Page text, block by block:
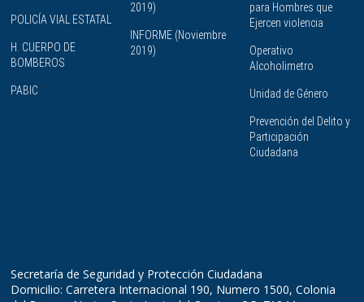
POLICÍA VIAL ESTATAL
H. CUERPO DE
BOMBEROS
PABIC
2019)
INFORME (Noviembre
2019)
para Hombres que
Ejercen violencia
Operativo
Alcoholimetro
Unidad de Género
Prevención del Delito y
Participación
Ciudadana
Secretaría de Seguridad y Protección Ciudadana
Domicilio: Carretera Internacional 190, Numero 1500, Colonia